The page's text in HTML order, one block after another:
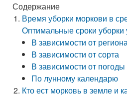
Содержание
Время уборки моркови в
Оптимальные сроки уборки
В зависимости от
В зависимости от сорта
В зависимости от погоды
По лунному календарю
Кто ест морковь в земле и